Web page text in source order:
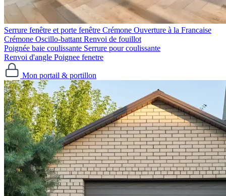
Serrure fenêtre et porte fenêtre
Crémone Ouverture à la Francaise
Crémone Oscillo-battant Renvoi de fouillot
Poignée baie coulissante Serrure pour coulissante
Renvoi d'angle Poignee fenetre
Mon portail & portillon